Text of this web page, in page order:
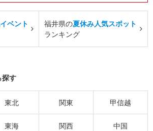
ベント
福井県の夏休み人気スポット
ランキング
探す
東北 関東 甲信越
東海 関西 中国